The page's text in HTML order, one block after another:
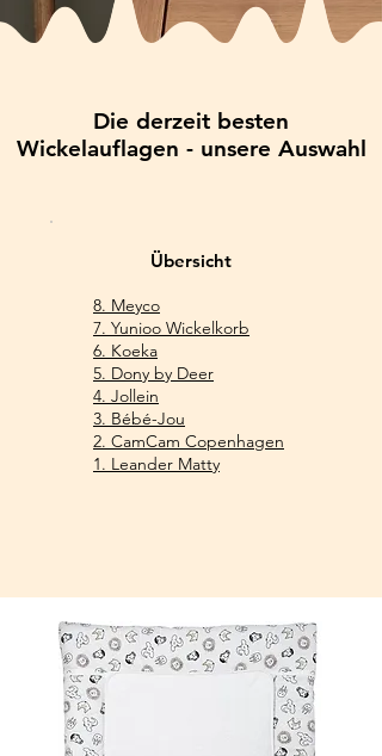
Die derzeit besten
Wickelauflagen - unsere Auswahl
Übersicht
8. Meyco
7. Yunioo Wickelkorb
6. Koeka
5. Dony by Deer
4. Jollein
3. Bébé-Jou
2. CamCam Copenhagen
1. Leander Matty